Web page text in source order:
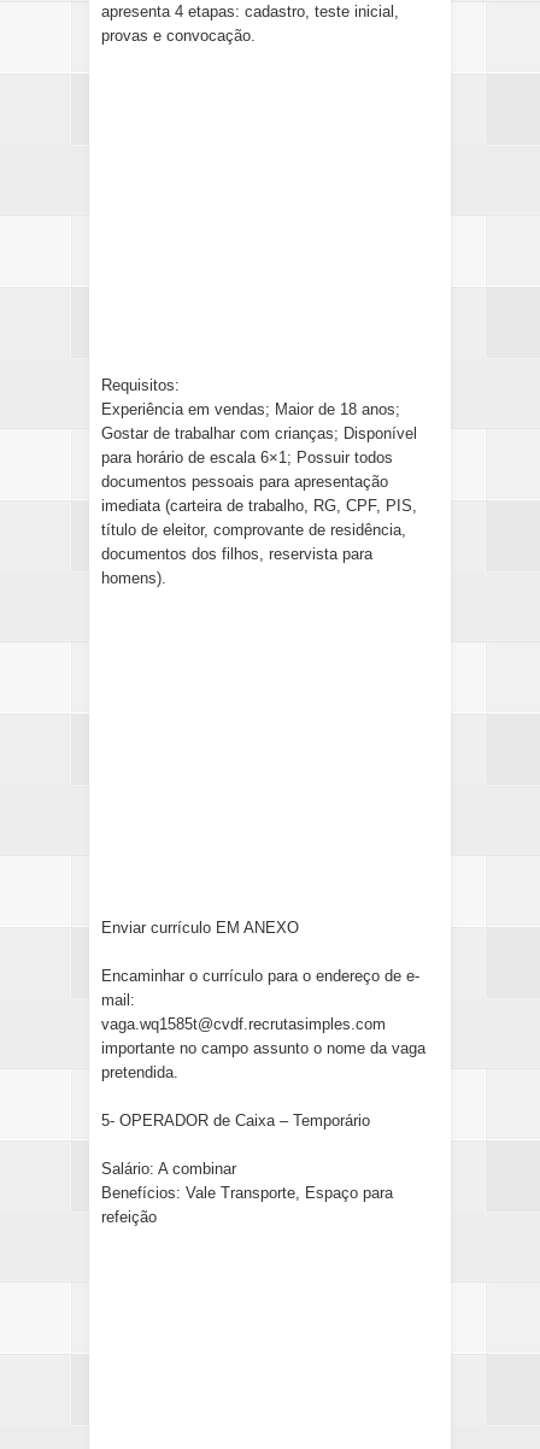
apresenta 4 etapas: cadastro, teste inicial,
provas e convocação.
Requisitos:
Experiência em vendas; Maior de 18 anos;
Gostar de trabalhar com crianças; Disponível
para horário de escala 6×1; Possuir todos
documentos pessoais para apresentação
imediata (carteira de trabalho, RG, CPF, PIS,
título de eleitor, comprovante de residência,
documentos dos filhos, reservista para
homens).
Enviar currículo EM ANEXO
Encaminhar o currículo para o endereço de e-
mail:
vaga.wq1585t@cvdf.recrutasimples.com
importante no campo assunto o nome da vaga
pretendida.
5- OPERADOR de Caixa – Temporário
Salário: A combinar
Benefícios: Vale Transporte, Espaço para
refeição